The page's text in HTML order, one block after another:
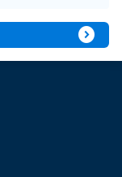
expand_circle_right